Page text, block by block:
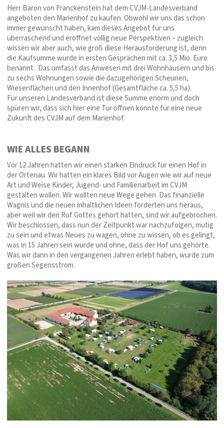
Herr Baron von Franckenstein hat dem CVJM-Landesverband
angeboten den Marienhof zu kaufen. Obwohl wir uns das schon
immer gewünscht haben, kam dieses Angebot für uns
überraschend und eröffnet völlig neue Perspektiven – zugleich
wissen wir aber auch, wie groß diese Herausforderung ist, denn
die Kaufsumme wurde in ersten Gesprächen mit ca. 3,5 Mio. Euro
benannt. Das umfasst das Anwesen mit drei Wohnhäusern und bis
zu sechs Wohnungen sowie die dazugehörigen Scheunen,
Wiesenflächen und den Innenhof (Gesamtfläche ca. 5,5 ha).
Für unseren Landesverband ist diese Summe enorm und doch
spüren wir, dass sich hier eine Tür öffnen könnte für eine neue
Zukunft des CVJM auf dem Marienhof.
WIE ALLES BEGANN
Vor 12 Jahren hatten wir einen starken Eindruck für einen Hof in
der Ortenau. Wir hatten ein klares Bild vor Augen wie wir auf neue
Art und Weise Kinder, Jugend- und Familienarbeit im CVJM
gestalten wollen. Wir wollten neue Wege gehen. Das finanzielle
Wagnis und die neuen inhaltlichen Ideen forderten uns heraus,
aber weil wir den Ruf Gottes gehört hatten, sind wir aufgebrochen.
Wir beschlossen, dass nun der Zeitpunkt war nachzufolgen, mutig
zu sein und etwas Neues zu wagen, ohne zu wissen, ob es gelingt,
was in 15 Jahren sein würde und ohne, dass der Hof uns gehörte.
Was wir dann in den vergangenen Jahren erlebt haben, wurde zum
großen Segensstrom.